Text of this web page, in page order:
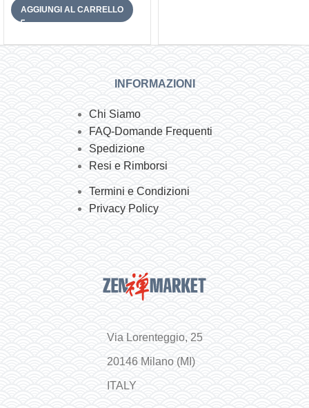
AGGIUNGI AL CARRELLO
INFORMAZIONI
Chi Siamo
FAQ-Domande Frequenti
Spedizione
Resi e Rimborsi
Termini e Condizioni
Privacy Policy
Via Lorenteggio, 25
20146 Milano (MI)
ITALY